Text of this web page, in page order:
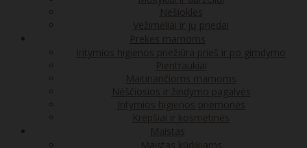
Nešioklės
Vežimėliai ir jų priedai
Prekės mamoms
Intymios higienos priežiūra prieš ir po gimdymo
Pientraukiai
Maitinančioms mamoms
Nėščiosios ir žindymo pagalvės
Intymios higienos priemonės
Krepšiai ir kosmetinės
Maistas
Maistas kūdikiams